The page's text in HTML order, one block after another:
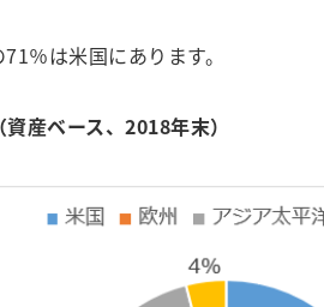
％は米国にあります。
産ベース、2018年末）